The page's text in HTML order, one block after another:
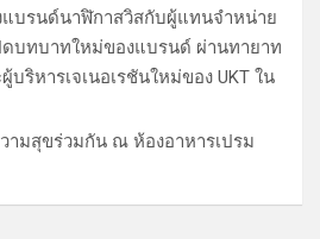
บรนด์นาฬิกาสวิสกับผู้แทนจำหน่าย
ดบทบาทใหม่ของแบรนด์ ผ่านทายาท
บริหารเจเนอเรชันใหม่ของ UKT ใน
มสุขร่วมกัน ณ ห้องอาหารเปรม